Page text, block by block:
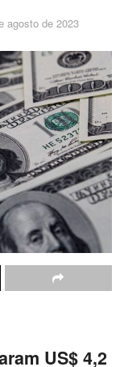
agosto de 2023
US$ 4,2